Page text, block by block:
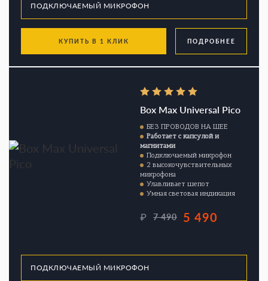
КУПИТЬ В 1 КЛИК ПОДРОБНЕЕ
Box Max Universal Pico
БЕЗ ПРОВОДОВ НА ШЕЕ
Работает с капсулой и
магнитами
Подключаемый микрофон
2 высокочувствительных
микрофона
Улавливает шепот
Умная световая индикация
₽ 7 490 5 490